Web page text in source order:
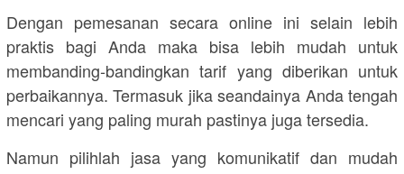
Dengan pemesanan secara online ini selain lebih
praktis bagi Anda maka bisa lebih mudah untuk
membanding-bandingkan tarif yang diberikan untuk
perbaikannya. Termasuk jika seandainya Anda tengah
mencari yang paling murah pastinya juga tersedia.
Namun pilihlah jasa yang komunikatif dan mudah